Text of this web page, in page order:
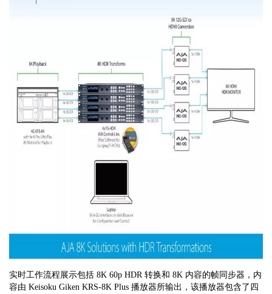
实时工作流程展示包括 8K 60p HDR 转换和 8K 内容的帧同步器，内
容由 Keisoku Giken KRS-8K Plus 播放器所输出，该播放器包含了四